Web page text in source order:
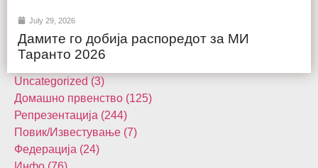
July 29, 2026
Дамите го добија распоредот за МИ
Таранто 2026
Uncategorized (3)
Домашнo првенство (125)
Репрезентација (244)
Повик/Известување (7)
Федерација (24)